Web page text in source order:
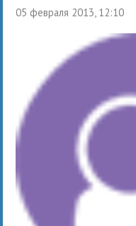
05 февраля 2013, 12:10